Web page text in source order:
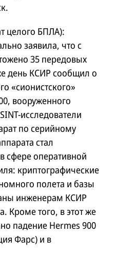
целого БПЛА):
заявила, что с
35 передовых
день КСИР сообщил о
«сионистского»
вооруженного
исследователи
по серийному
стал
сфере оперативной
криптографические
полета и базы
инженерам КСИР
Кроме того, в этот же
падение Hermes 900
Фарс) и в